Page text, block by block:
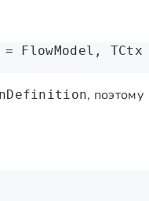
= FlowModel , TCtx
, поэтому